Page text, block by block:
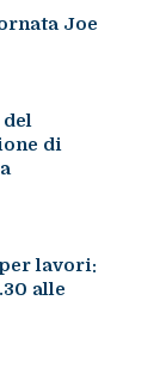
Joe
di
lavori:
alle